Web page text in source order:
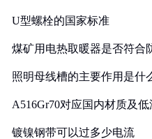
U型螺栓的国家标准
煤矿用电热取暖器是否符合
照明母线槽的主要作用是什
A516Gr70对应国内材质及
镀镍钢带可以过多少电流